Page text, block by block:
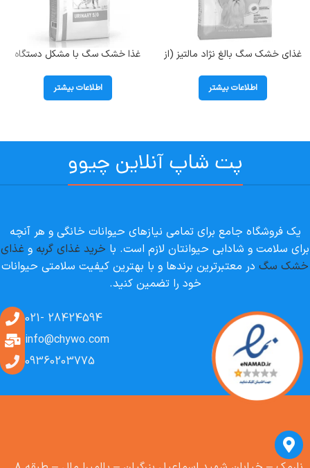
غذای خشک سگ بالغ نژاد مالتیز (از
اطلاعات بیشتر
غذا خشک سگ با مشکل دستگاه
اطلاعات بیشتر
پت شاپ آنلاین چیوو
یک فروشگاه جامع برای تمامی نیازهای حیوانات خانگی و هر آنچه
برای سلامت و شادابی حیوانتان لازم است. با خرید غذای گربه و غذای
خشک سگ در معتبرترین برندها و با بهترین کیفیت سلامتی حیوانات
خود را تضمین کنید.
28424594 -021
info@chywo.com
09360203775